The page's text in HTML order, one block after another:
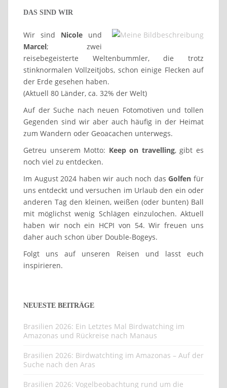
DAS SIND WIR
Wir sind Nicole und
Marcel; zwei
reisebegeisterte Weltenbummler, die trotz
stinknormalen Vollzeitjobs, schon einige Flecken auf
der Erde gesehen haben.
(Aktuell 80 Länder, ca. 32% der Welt)
Auf der Suche nach neuen Fotomotiven und tollen
Gegenden sind wir aber auch häufig in der Heimat
zum Wandern oder Geoacachen unterwegs.
Getreu unserem Motto: Keep on travelling, gibt es
noch viel zu entdecken.
Im August 2024 haben wir auch noch dasGolfen für
uns entdeckt und versuchen im Urlaub den ein oder
anderen Tag den kleinen, weißen (oder bunten) Ball
mit möglichst wenig Schlägen einzulochen. Aktuell
haben wir noch ein HCPI von 54. Wir freuen uns
daher auch schon über Double-Bogeys.
Folgt uns auf unseren Reisen und lasst euch
inspirieren.
NEUESTE BEITRÄGE
Brasilien 2026: Ein Letztes Mal Birdwatching im
Amazonas und Rückreise nach Manaus
Brasilien 2026: Birdwatchting im Amazonas – Auf der
Suche nach den Aras
Brasilien 2026: Vogelbeobachtung rund um die